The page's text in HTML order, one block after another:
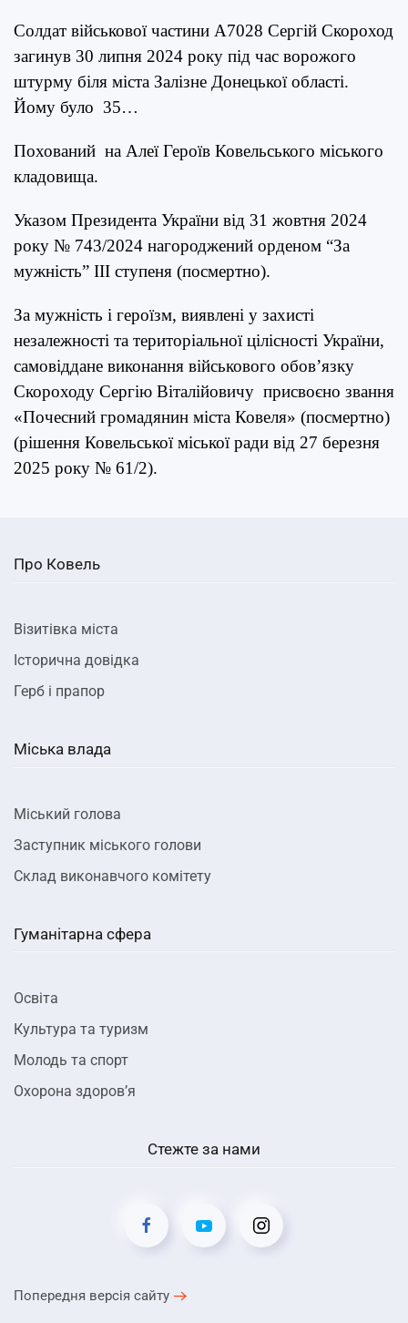
Солдат військової частини А7028 Сергій Скороход
загинув 30 липня 2024 року під час ворожого
штурму біля міста Залізне Донецької області.
Йому було 35…
Похований на Алеї Героїв Ковельського міського
кладовища.
Указом Президента України від 31 жовтня 2024
року № 743/2024 нагороджений орденом “За
мужність” ІІІ ступеня (посмертно).
За мужність і героїзм, виявлені у захисті
незалежності та територіальної цілісності України,
самовіддане виконання військового обов’язку
Скороходу Сергію Віталійовичу присвоєно звання
«Почесний громадянин міста Ковеля» (посмертно)
(рішення Ковельської міської ради від 27 березня
2025 року № 61/2).
Про Ковель
Візитівка міста
Історична довідка
Герб і прапор
Міська влада
Міський голова
Заступник міського голови
Склад виконавчого комітету
Гуманітарна сфера
Освіта
Культура та туризм
Молодь та спорт
Охорона здоров’я
Стежте за нами
Попередня версія сайту